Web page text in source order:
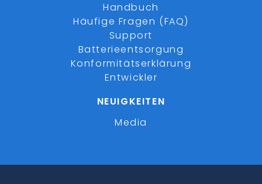
Handbuch
Häufige Fragen (FAQ)
Support
Batterieentsorgung
Konformitätserklärung
Entwickler
NEUIGKEITEN
Media